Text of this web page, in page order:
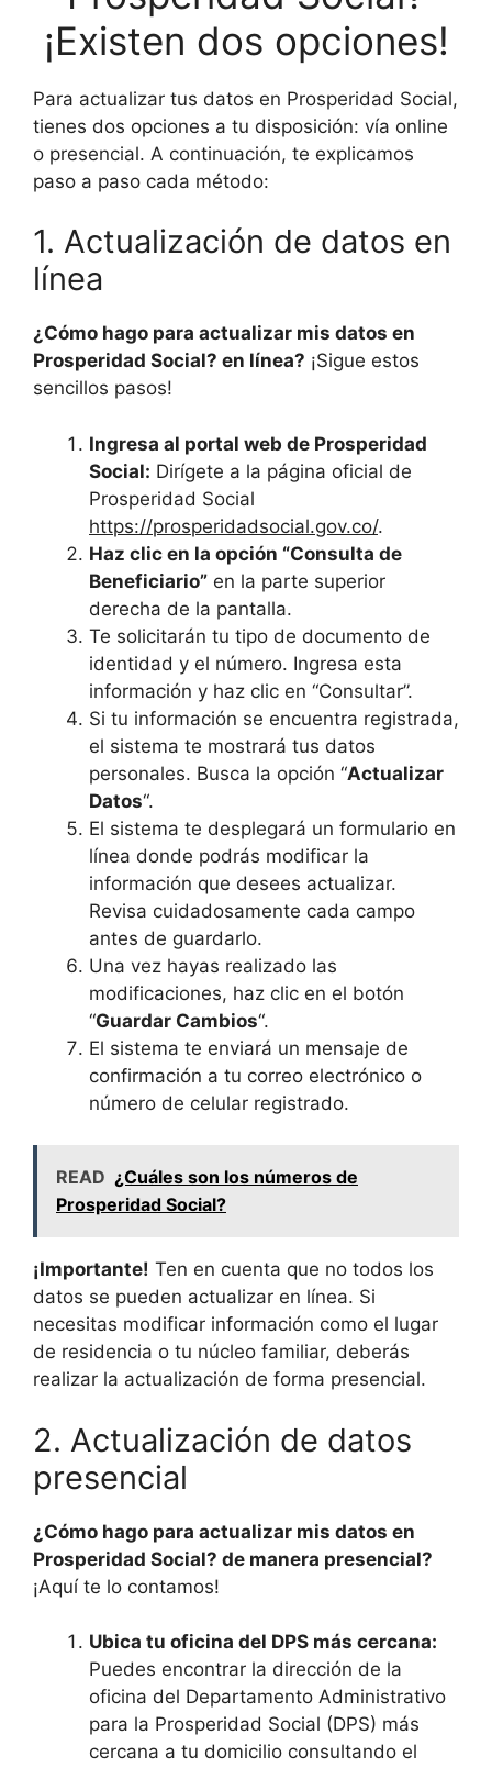
¡Existen dos opciones!
Para actualizar tus datos en Prosperidad Social,
tienes dos opciones a tu disposición: vía online
o presencial. A continuación, te explicamos
paso a paso cada método:
1. Actualización de datos en
línea
¿Cómo hago para actualizar mis datos en
Prosperidad Social? en línea? ¡Sigue estos
sencillos pasos!
Ingresa al portal web de Prosperidad
Social: Dirígete a la página oficial de
Prosperidad Social
https://prosperidadsocial.gov.co/.
Haz clic en la opción “Consulta de
Beneficiario” en la parte superior
derecha de la pantalla.
Te solicitarán tu tipo de documento de
identidad y el número. Ingresa esta
información y haz clic en “Consultar”.
Si tu información se encuentra registrada,
el sistema te mostrará tus datos
personales. Busca la opción “Actualizar
Datos“.
El sistema te desplegará un formulario en
línea donde podrás modificar la
información que desees actualizar.
Revisa cuidadosamente cada campo
antes de guardarlo.
Una vez hayas realizado las
modificaciones, haz clic en el botón
“Guardar Cambios“.
El sistema te enviará un mensaje de
confirmación a tu correo electrónico o
número de celular registrado.
READ ¿Cuáles son los números de
Prosperidad Social?
¡Importante! Ten en cuenta que no todos los
datos se pueden actualizar en línea. Si
necesitas modificar información como el lugar
de residencia o tu núcleo familiar, deberás
realizar la actualización de forma presencial.
2. Actualización de datos
presencial
¿Cómo hago para actualizar mis datos en
Prosperidad Social? de manera presencial?
¡Aquí te lo contamos!
Ubica tu oficina del DPS más cercana:
Puedes encontrar la dirección de la
oficina del Departamento Administrativo
para la Prosperidad Social (DPS) más
cercana a tu domicilio consultando el